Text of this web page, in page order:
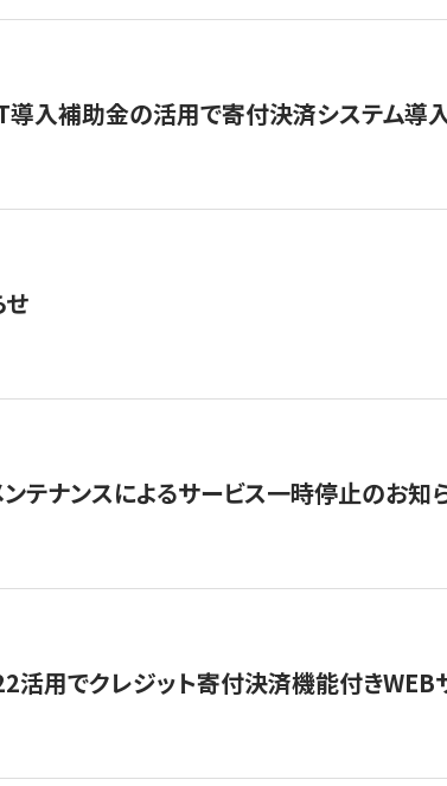
導入補助金の活用で寄付決済システム導
ンテナンスによるサービス一時停止のお知
用でクレジット寄付決済機能付きWEB